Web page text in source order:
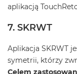
r
2
M
a
aplikacją
7. SKRWT
Aplikacja SKRWT
symetrii, którzy
Celem